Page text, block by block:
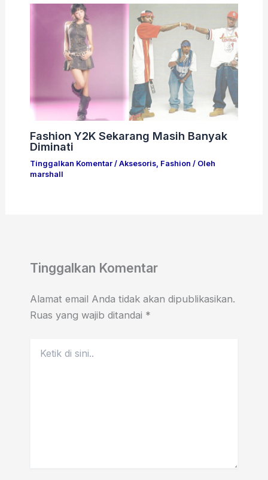
Fashion Y2K Sekarang Masih Banyak
Diminati
Tinggalkan Komentar / Aksesoris, Fashion / Oleh
marshall
Tinggalkan Komentar
Alamat email Anda tidak akan dipublikasikan.
Ruas yang wajib ditandai *